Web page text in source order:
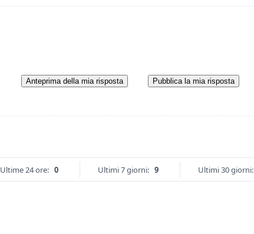
Anteprima della mia risposta Pubblica la mia risposta
Ultime 24 ore: 0 Ultimi 7 giorni: 9 Ultimi 30 giorni: